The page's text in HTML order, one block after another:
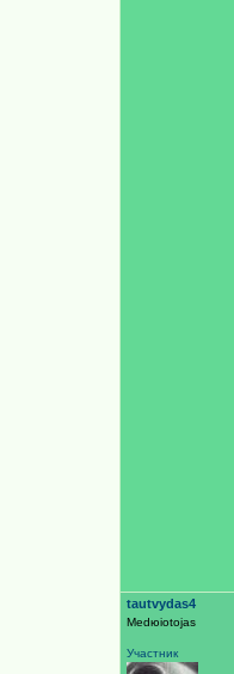
tautvydas4
Medюiotojas
Участник